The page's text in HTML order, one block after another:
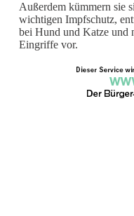
Außerdem kümmern sie
wichtigen Impfschutz,
bei Hund und Katze und
Eingriffe vor.